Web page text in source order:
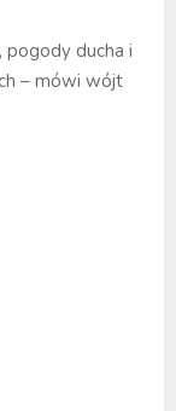
pogody ducha i
– mówi wójt